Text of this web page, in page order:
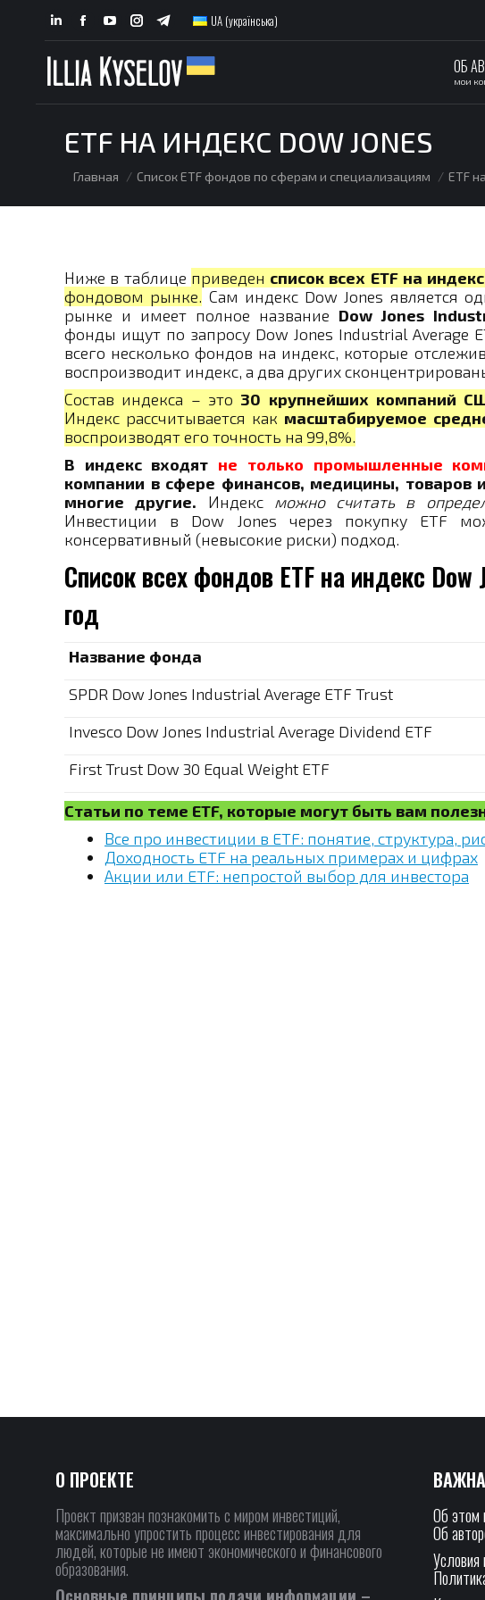
Linkedin
page
opens
in
window
Facebook
page
opens
in
window
YouTube
page
opens
in
window
Instagram
page
opens
in
window
Telegram
page
opens
in
window
UA (українська)
ОБ
мои
ETF НА ИНДЕКС DOW JONES
Главная Список ETF фондов по сферам и специализациям ETF
Ниже в таблице приведен список всех ETF на
фондовом рынке. Сам индекс Dow Jones является
рынке и имеет полное название Dow Jones
фонды ищут по запросу Dow Jones Industrial Average
всего несколько фондов на индекс, которые
воспроизводит индекс, а два других
Состав индекса – это 30 крупнейших компаний
Индекс рассчитывается как масштабируемое
воспроизводят его точность на 99,8%.
В индекс входят не только промышленные
компании в сфере финансов, медицины, товаров
многие другие. Индекс можно считать в
Инвестиции в Dow Jones через покупку ETF
консервативный (невысокие риски) подход.
Список всех фондов ETF на индекс
год
Название фонда
SPDR Dow Jones Industrial Average ETF Trust
Invesco Dow Jones Industrial Average Dividend ETF
First Trust Dow 30 Equal Weight ETF
Статьи по теме ETF, которые могут быть вам
Все про инвестиции в ETF: понятие, структура,
Доходность ETF на реальных примерах и цифрах
Акции или ETF: непростой выбор для инвестора
О ПРОЕКТЕ
Проект призван познакомить с миром инвестиций,
максимально упростить процесс инвестирования для
людей, которые не имеют экономического и финансового
образования.
Об этом
Об
Условия